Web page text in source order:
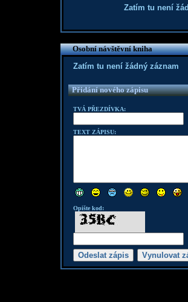
Zatím tu není
Osobní návštěvní kniha
Zatím tu není žádný záznam
Přidání nového zápisu
TVÁ PŘEZDÍVKA:
TEXT ZÁPISU:
Opište kod: